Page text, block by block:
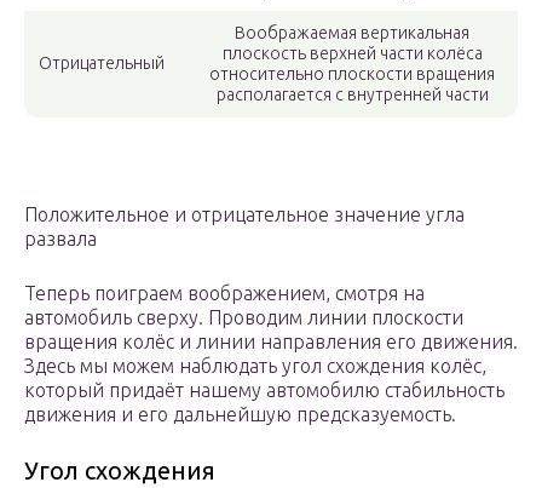
Отрицательный
Воображаемая вертикальная
плоскость верхней части колёса
относительно плоскости вращения
располагается с внутренней части
Положительное и отрицательное значение угла
развала
Теперь поиграем воображением, смотря на
автомобиль сверху. Проводим линии плоскости
вращения колёс и линии направления его движения.
Здесь мы можем наблюдать угол схождения колёс,
который придаёт нашему автомобилю стабильность
движения и его дальнейшую предсказуемость.
Угол схождения